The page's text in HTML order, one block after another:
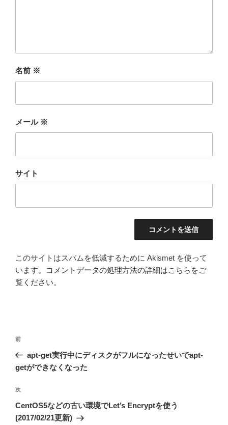
名前 ※
メール ※
サイト
このサイトはスパムを低減するために Akismet を使って
います。
コメントデータの処理方法の詳細はこちらをご
覧ください。
投
ゲ
ー
シ
前
の
投
前
apt-get実行中にディスクがフルになったせいでapt-
getができなくなった
次
の
投
次
CentOS5などの古い環境でLet’s Encryptを使う
(2017/02/21更新)